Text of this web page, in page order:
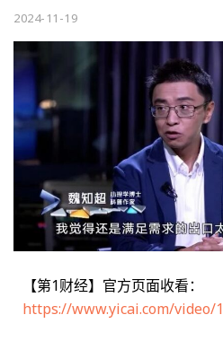
2024-11-19
【第1财经】官方页面收看：
https://www.yicai.com/video/